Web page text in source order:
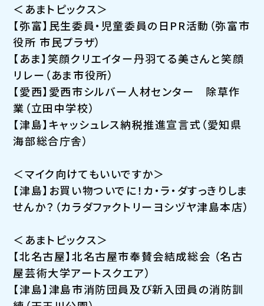
＜あまトピックス＞
【弥富】民生委員・児童委員の日PR活動（弥富市
役所 市民プラザ）
【あま】笑顔クリエイター丹羽てる美さんと笑顔
リレー（あま市役所）
【愛西】愛西市シルバー人材センター 除草作
業（立田中学校）
【津島】キャッシュレス納税推進宣言式（愛知県
海部総合庁舎）
＜マイク向けてもいいですか＞
【津島】お買い物ついでに！カ・ラ・ダすっきりしま
せんか？（カラダファクトリーヨシヅヤ津島本店）
＜あまトピックス＞
【北名古屋】北名古屋市奉賛会結成総会 （名古
屋芸術大学アートスクエア）
【津島】津島市消防団員及び新入団員の消防訓